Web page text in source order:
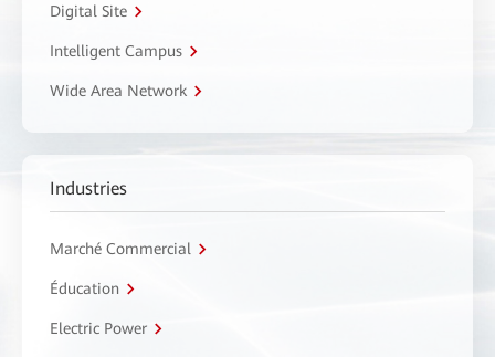
Digital Site
Intelligent Campus
Wide Area Network
Industries
Marché Commercial
Éducation
Electric Power